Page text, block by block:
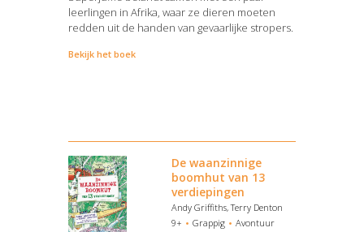
leerlingen in Afrika, waar ze dieren moeten
redden uit de handen van gevaarlijke stropers.
Bekijk het boek
De waanzinnige
boomhut van 13
verdiepingen
Andy Griffiths, Terry Denton
9+
Grappig
Avontuur